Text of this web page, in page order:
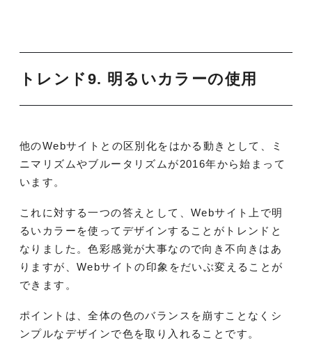
トレンド9. 明るいカラーの使用
他のWebサイトとの区別化をはかる動きとして、ミ
ニマリズムやブルータリズムが2016年から始まって
います。
これに対する一つの答えとして、Webサイト上で明
るいカラーを使ってデザインすることがトレンドと
なりました。色彩感覚が大事なので向き不向きはあ
りますが、Webサイトの印象をだいぶ変えることが
できます。
ポイントは、全体の色のバランスを崩すことなくシ
ンプルなデザインで色を取り入れることです。